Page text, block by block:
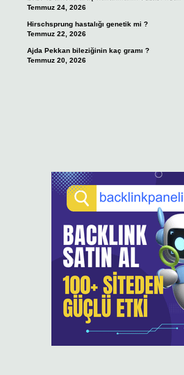
Temmuz 24, 2026
Hirschsprung hastalığı genetik mi ?
Temmuz 22, 2026
Ajda Pekkan bileziğinin kaç gramı ?
Temmuz 20, 2026